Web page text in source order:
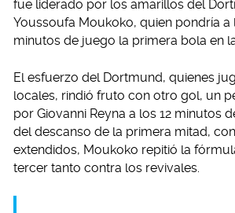
fue liderado por los amarillos del
Youssoufa Moukoko, quien pondría a
minutos de juego la primera bola en
El esfuerzo del Dortmund, quienes
locales, rindió fruto con otro gol, un
por Giovanni Reyna a los 12 minutos
del descanso de la primera mitad,
extendidos, Moukoko repitió la
tercer tanto contra los revivales.